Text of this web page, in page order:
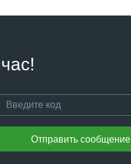
Отправить сообщение